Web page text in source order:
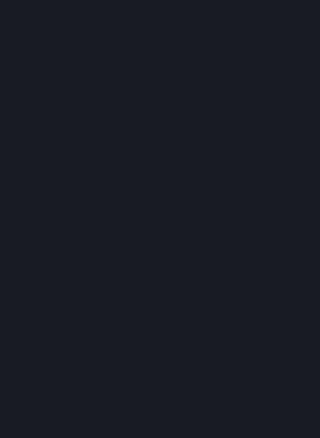
❌[LEAK][RP]Manga WL | WildLife - NB :
MangaUniversityRP. Moins de
https://steamcommunity.com/
de MangaUniversityRP [ Wild Life ],
https://steamcommunity.com/
✔[RP]rp_blacklake - NB : La carte de
lui. (Attention il y a des soucis de FPS